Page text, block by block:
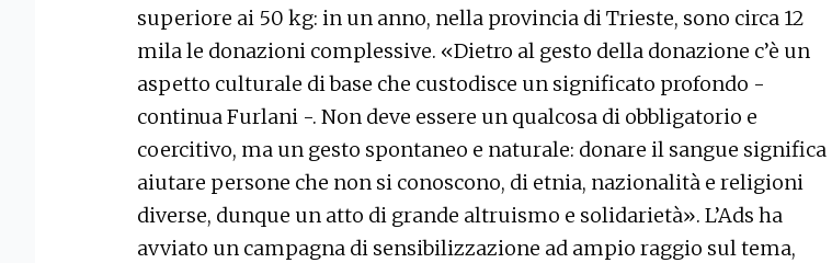
superiore ai 50 kg: in un anno, nella provincia di Trieste, sono circa 12
mila le donazioni complessive. «Dietro al gesto della donazione c’è un
aspetto culturale di base che custodisce un significato profondo -
continua Furlani -. Non deve essere un qualcosa di obbligatorio e
coercitivo, ma un gesto spontaneo e naturale: donare il sangue significa
aiutare persone che non si conoscono, di etnia, nazionalità e religioni
diverse, dunque un atto di grande altruismo e solidarietà». L’Ads ha
avviato un campagna di sensibilizzazione ad ampio raggio sul tema,